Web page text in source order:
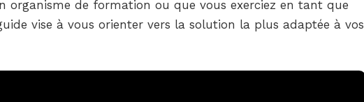
organisme de formation ou que vous exerciez en tant que
vise à vous orienter vers la solution la plus adaptée à vos